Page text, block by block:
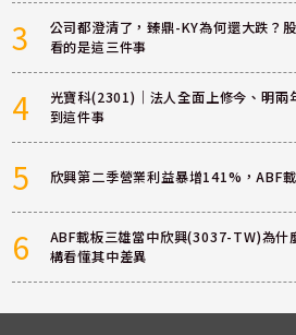
3
公司都澄清了，臻鼎-KY為何還大跌？
看的是這三件事
4
光寶科(2301)｜法人全面上修今、明兩
到這件事
5 欣興第二季營業利益暴增141%，ABF
6
ABF載板三雄當中欣興(3037-TW)為什
構看懂其中差異